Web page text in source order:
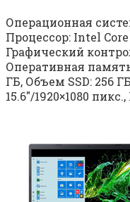
Операционная
Процессор: Intel
Графический
Оперативная
ГБ, Объем SSD: 256
15.6″/1920×1080